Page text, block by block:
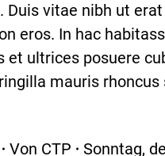
vitae nibh ut
eros. In hac
ultrices posuere
mauris rhoncus
Von CTP Sonntag,